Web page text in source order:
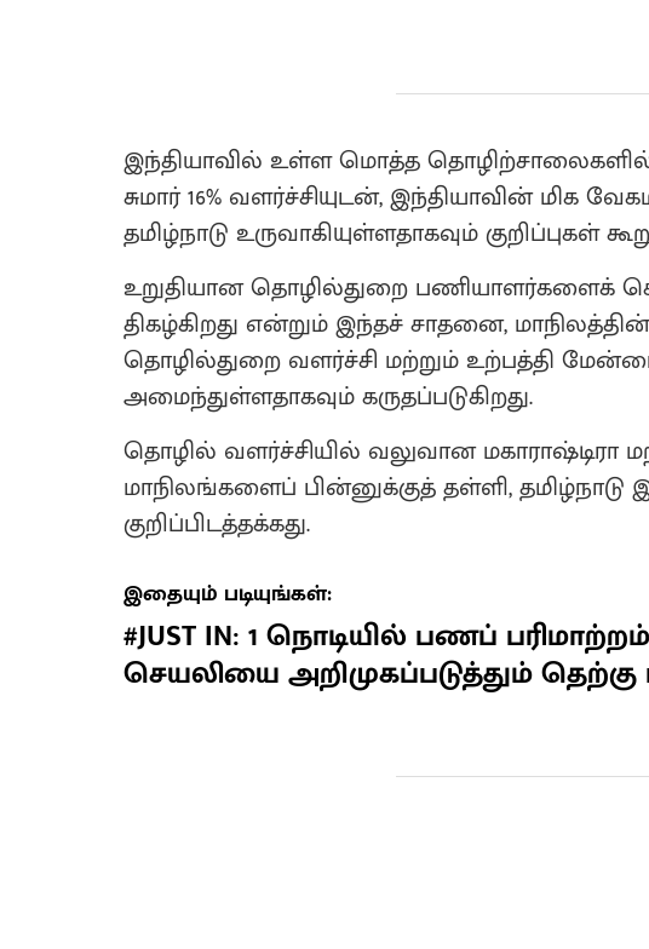
இந்தியாவில் உள்ள மொத்த தொழிற்சாலைகளில்
சுமார் 16% வளர்ச்சியுடன், இந்தியாவின் மிக
தமிழ்நாடு உருவாகியுள்ளதாகவும் குறிப்புகள்
உறுதியான தொழில்துறை பணியாளர்களைக்
திகழ்கிறது என்றும் இந்தச் சாதனை,
தொழில்துறை வளர்ச்சி மற்றும் உற்பத்தி
அமைந்துள்ளதாகவும் கருதப்படுகிறது.
தொழில் வளர்ச்சியில் வலுவான மகாராஷ்டிரா
மாநிலங்களைப் பின்னுக்குத் தள்ளி,
குறிப்பிடத்தக்கது.
இதையும் படியுங்கள்:
#JUST IN: 1 நொடியில் பணப்
செயலியை அறிமுகப்படுத்தும் தெற்கு